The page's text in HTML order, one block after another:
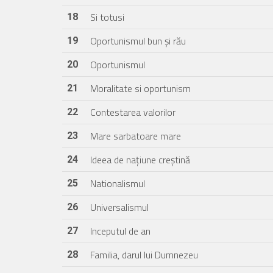
18 Si totusi
19 Oportunismul bun și rău
20 Oportunismul
21 Moralitate si oportunism
22 Contestarea valorilor
23 Mare sarbatoare mare
24 Ideea de națiune creștină
25 Nationalismul
26 Universalismul
27 Inceputul de an
28 Familia, darul lui Dumnezeu